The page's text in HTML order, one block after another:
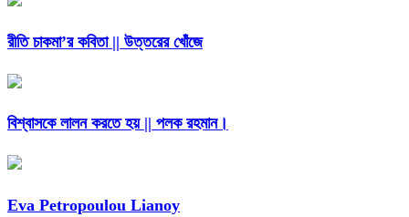
রীতি চাকমা’র কবিতা || উত্তরের খোঁজে
বিশ্বাসকে লালন করতে হয় || পলক রহমান।
Eva Petropoulou Lianoy